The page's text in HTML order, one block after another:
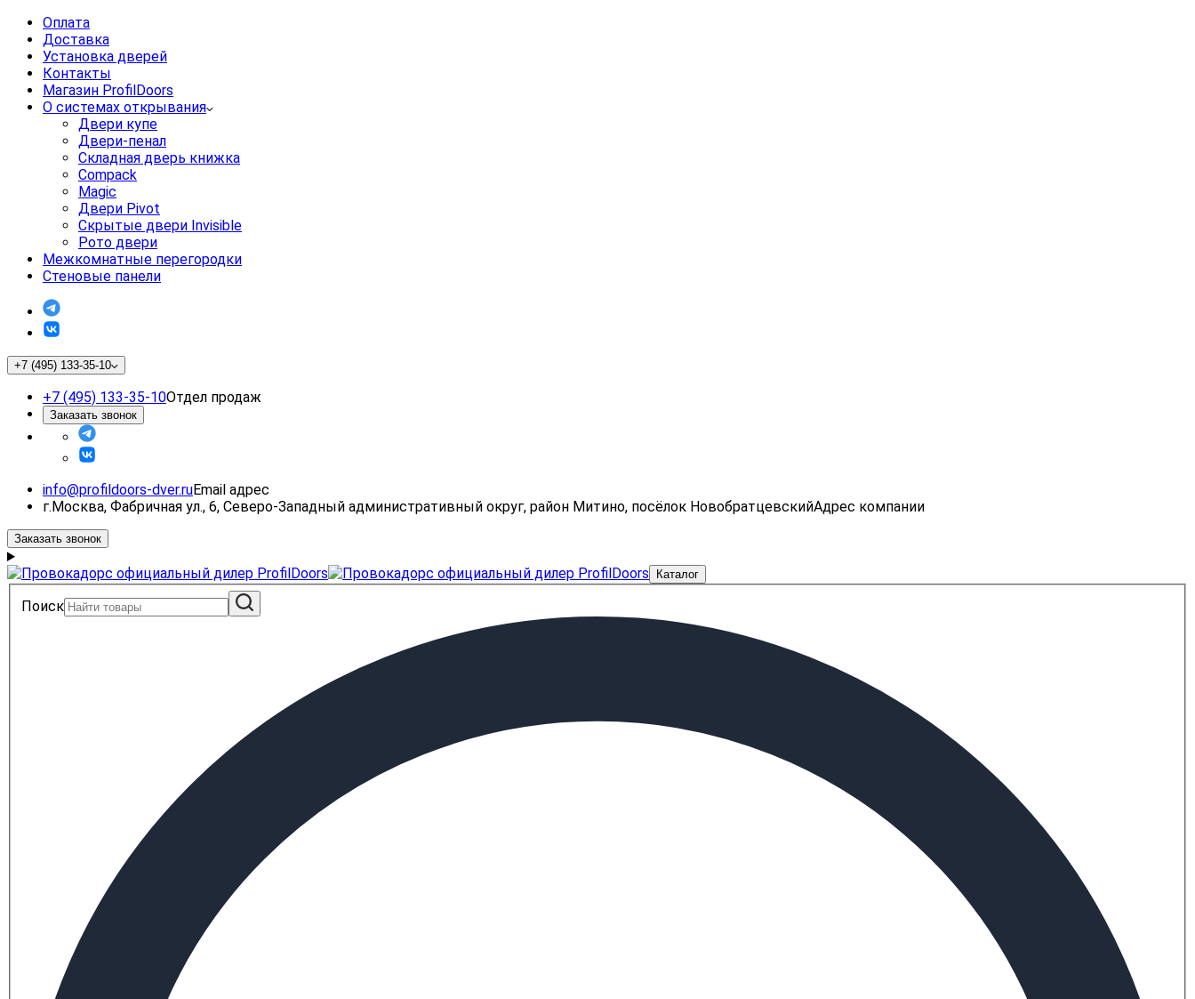
Оплата
Доставка
Установка дверей
Контакты
Магазин ProfilDoors
О системах открывания
Двери купе
Двери-пенал
Складная дверь книжка
Compack
Magic
Двери Pivot
Скрытые двери Invisible
Рото двери
Межкомнатные перегородки
Стеновые панели
+7 (495) 133-35-10
+7 (495) 133-35-10Отдел продаж
Заказать звонок
info@profildoors-dver.ruEmail адрес
г.Москва, Фабричная ул., 6, Северо-Западный административный округ, район Митино, посёлок НовобратцевскийАдрес компании
Заказать звонок
Каталог
Поиск